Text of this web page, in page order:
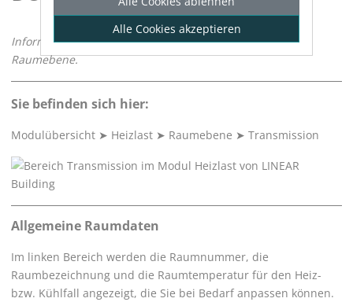
Informationen zum BereichTransmissionauf der
Raumebene.
Sie befinden sich hier:
Modulübersicht ➤ Heizlast ➤ Raumebene ➤ Transmission
Allgemeine Raumdaten
Im linken Bereich werden die Raumnummer, die
Raumbezeichnung und die Raumtemperatur für den Heiz-
bzw. Kühlfall angezeigt, die Sie bei Bedarf anpassen können.
Alle Cookies akzeptieren